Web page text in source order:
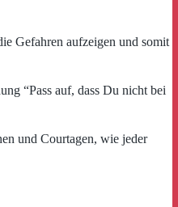
Gefahren aufzeigen und somit
“Pass auf, dass Du nicht bei
und Courtagen, wie jeder